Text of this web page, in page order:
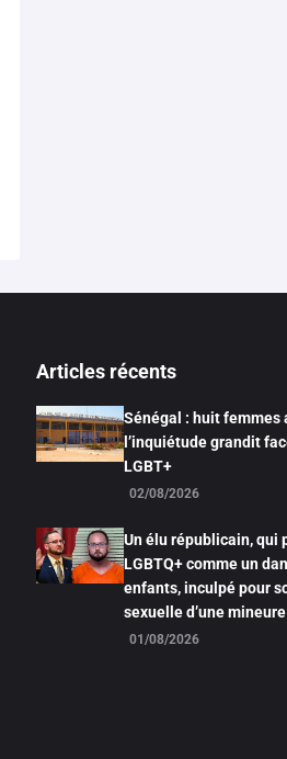
Articles récents
Sénégal : huit femmes
l’inquiétude grandit
LGBT+
02/08/2026
Un élu républicain, qui
LGBTQ+ comme un
enfants, inculpé pour
sexuelle d’une mineure
01/08/2026